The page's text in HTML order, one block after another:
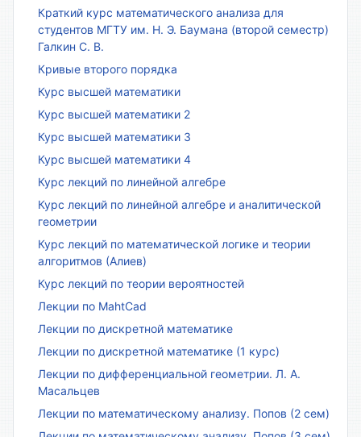
Краткий курс математического анализа для
студентов МГТУ им. Н. Э. Баумана (второй семестр)
Галкин С. В.
Кривые второго порядка
Курс высшей математики
Курс высшей математики 2
Курс высшей математики 3
Курс высшей математики 4
Курс лекций по линейной алгебре
Курс лекций по линейной алгебре и аналитической
геометрии
Курс лекций по математической логике и теории
алгоритмов (Алиев)
Курс лекций по теории вероятностей
Лекции по MahtCad
Лекции по дискретной математике
Лекции по дискретной математике (1 курс)
Лекции по дифференциальной геометрии. Л. А.
Масальцев
Лекции по математическому анализу. Попов (2 сем)